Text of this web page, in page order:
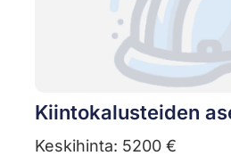
Kiintokalusteiden
Keskihinta: 5200 €